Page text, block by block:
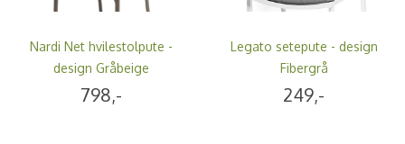
Nardi Net hvilestolpute -
design Gråbeige
798,-
Legato setepute - design
Fibergrå
249,-